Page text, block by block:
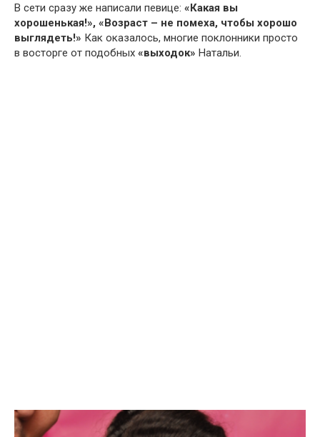
В сети сразу же написали певице: «Какая вы
хорошенькая!», «Возраст – не помеха, чтобы хорошо
выглядеть!» Как оказалось, многие поклонники просто
в восторге от подобных «выходок» Натальи.